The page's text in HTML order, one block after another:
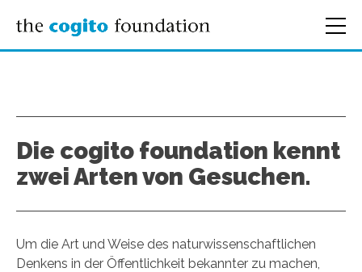
Die cogito foundation kennt
zwei Arten von Gesuchen.
Um die Art und Weise des naturwissenschaftlichen
Denkens in der Öffentlichkeit bekannter zu machen,